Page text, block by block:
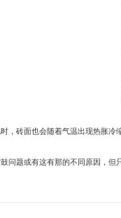
，砖面也会随着气温出现热胀
问题或有这有那的不同原因，